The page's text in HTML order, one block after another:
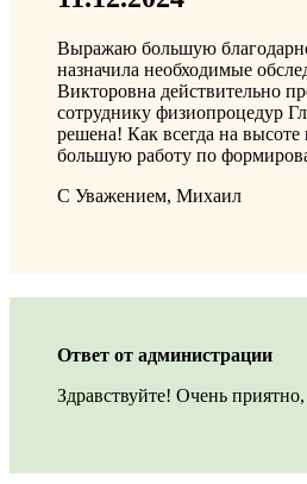
Выражаю большую
назначила необходимые
Викторовна действительно
сотруднику физиопроцедур
решена! Как всегда на
большую работу по
С Уважением, Михаил
Ответ от администрации
Здравствуйте! Очень